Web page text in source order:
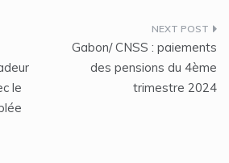
le
Gabon/ CNSS : paiements
des pensions du 4ème
trimestre 2024